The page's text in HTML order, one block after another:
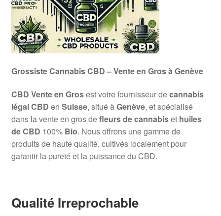
Grossiste Cannabis CBD – Vente en Gros à Genève
CBD Vente en Grosest votre fournisseur decannabis
légal CBD en Suisse, situé àGenève, et spécialisé
dans la vente en gros defleurs de cannabiset huiles
de CBD 100% Bio. Nous offrons une gamme de
produits de haute qualité, cultivés localement pour
garantir la pureté et la puissance du CBD.
Qualité Irreprochable